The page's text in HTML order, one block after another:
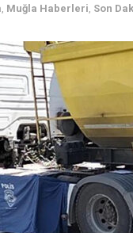
Muğla Haberleri Son